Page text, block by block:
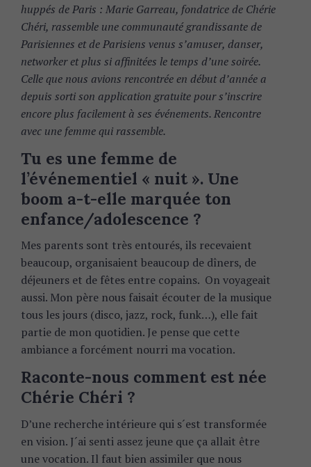
huppés de Paris : Marie Garreau, fondatrice de Chérie
Chéri, rassemble une communauté grandissante de
Parisiennes et de Parisiens venus s’amuser, danser,
networker et plus si affinitées le temps d’une soirée.
Celle que nous avions rencontrée en début d’année a
depuis sorti son application gratuite pour s’inscrire
encore plus facilement à ses événements. Rencontre
avec une femme qui rassemble.
Tu es une femme de
l’événementiel « nuit ». Une
boom a-t-elle marquée ton
enfance/adolescence ?
Mes parents sont très entourés, ils recevaient
beaucoup, organisaient beaucoup de dîners, de
déjeuners et de fêtes entre copains. On voyageait
aussi. Mon père nous faisait écouter de la musique
tous les jours (disco, jazz, rock, funk…), elle fait
partie de mon quotidien. Je pense que cette
ambiance a forcément nourri ma vocation.
Raconte-nous comment est née
Chérie Chéri ?
D’une recherche intérieure qui s´est transformée
en vision. J´ai senti assez jeune que ça allait être
une vocation. Il faut bien assimiler que nous